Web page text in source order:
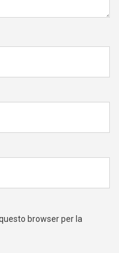
browser per la